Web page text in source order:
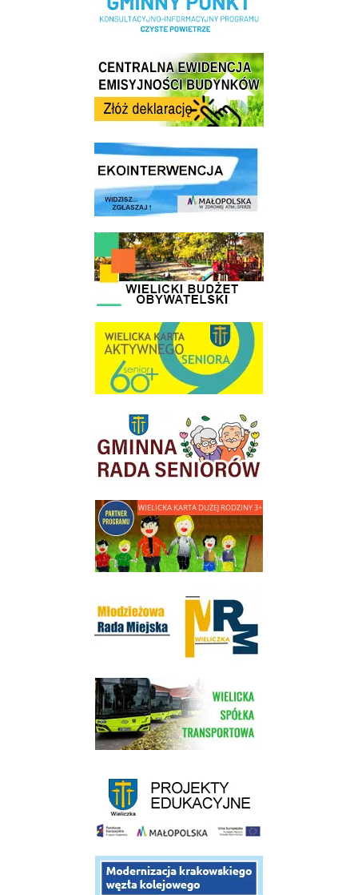
Centrala Ewidencja Emisyjności Budynków - złóż deklarację
link do strony ekointerwencja dot.- powietrza
link do strony - Wielicki Budżet Obywatelski
link do strony Wielicka Karta Aktywnego Seniora
link do strony Gminnej Rady Seniorow - Wieliczka
link do strony - Wielicka Karta Dużej Rodziny
link do strony Wielickiej Spółki Transportowej
link do opisu projektu budowy linii kolejowej Krakow Rudzice